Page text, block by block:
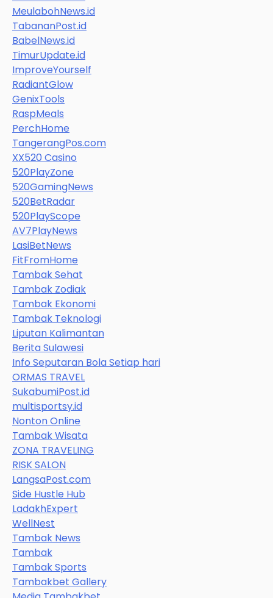
MeulabohNews.id
TabananPost.id
BabelNews.id
TimurUpdate.id
ImproveYourself
RadiantGlow
GenixTools
RaspMeals
PerchHome
TangerangPos.com
XX520 Casino
520PlayZone
520GamingNews
520BetRadar
520PlayScope
AV7PlayNews
LasiBetNews
FitFromHome
Tambak Sehat
Tambak Zodiak
Tambak Ekonomi
Tambak Teknologi
Liputan Kalimantan
Berita Sulawesi
Info Seputaran Bola Setiap hari
ORMAS TRAVEL
SukabumiPost.id
multisportsy.id
Nonton Online
Tambak Wisata
ZONA TRAVELING
RISK SALON
LangsaPost.com
Side Hustle Hub
LadakhExpert
WellNest
Tambak News
Tambak
Tambak Sports
Tambakbet Gallery